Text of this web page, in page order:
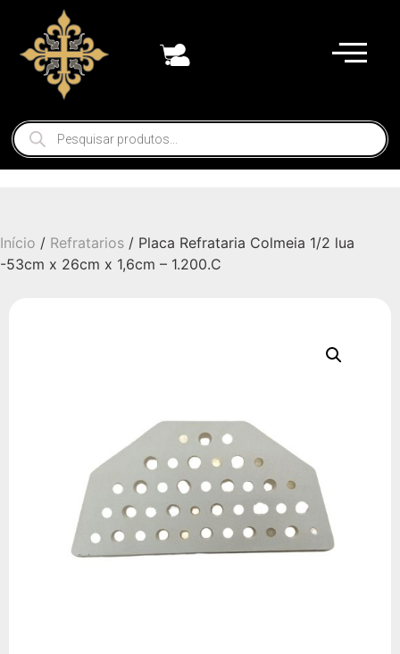
Início / Refratarios / Placa Refrataria Colmeia 1/2 lua
-53cm x 26cm x 1,6cm – 1.200.C